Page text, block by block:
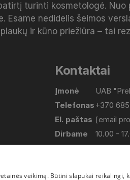
turinti kosmetologė.
nedidelis šeimos
ir kūno priežiūra – tai
Kontaktai
Įmonė
UAB
Telefonas +370
El. paštas [email
Dirbame
10.00 -
(Pirmadienis-
veikimą. Būtini slapukai reikalingi,